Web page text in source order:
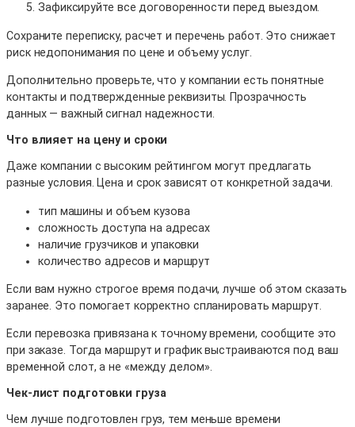
Зафиксируйте все договоренности перед выездом.
Сохраните переписку, расчет и перечень работ. Это снижает
риск недопонимания по цене и объему услуг.
Дополнительно проверьте, что у компании есть понятные
контакты и подтвержденные реквизиты. Прозрачность
данных — важный сигнал надежности.
Что влияет на цену и сроки
Даже компании с высоким рейтингом могут предлагать
разные условия. Цена и срок зависят от конкретной задачи.
тип машины и объем кузова
сложность доступа на адресах
наличие грузчиков и упаковки
количество адресов и маршрут
Если вам нужно строгое время подачи, лучше об этом сказать
заранее. Это помогает корректно спланировать маршрут.
Если перевозка привязана к точному времени, сообщите это
при заказе. Тогда маршрут и график выстраиваются под ваш
временной слот, а не «между делом».
Чек-лист подготовки груза
Чем лучше подготовлен груз, тем меньше времени